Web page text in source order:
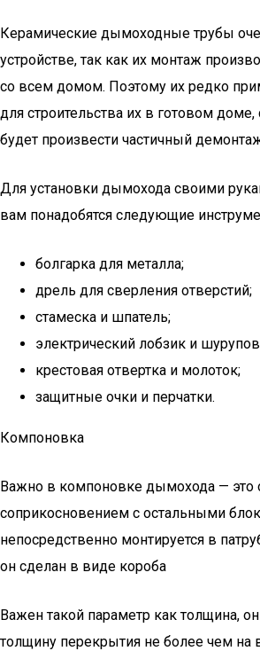
Керамические дымоходные трубы
устройстве, так как их монтаж
со всем домом. Поэтому их редко
для строительства их в готовом
будет произвести частичный
Для установки дымохода своими
вам понадобятся следующие
болгарка для металла;
дрель для сверления отверстий;
стамеска и шпатель;
электрический лобзик и
крестовая отвертка и молоток;
защитные очки и перчатки.
Компоновка
Важно в компоновке дымохода — это
соприкосновением с остальными
непосредственно монтируется в
он сделан в виде короба
Важен такой параметр как толщина,
толщину перекрытия не более чем на